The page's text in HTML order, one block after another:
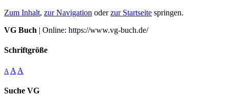
Zum Inhalt, zur Navigation oderzur Startseite springen.
VG Buch | Online: https://www.vg-buch.de/
Schriftgröße
A A A
Suche VG